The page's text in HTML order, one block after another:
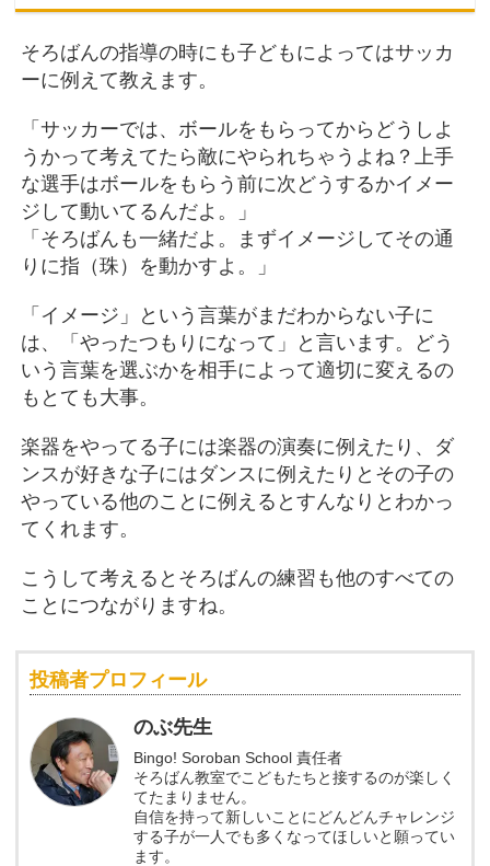
そろばんの指導の時にも子どもによってはサッカ
ーに例えて教えます。
「サッカーでは、ボールをもらってからどうしよ
うかって考えてたら敵にやられちゃうよね？上手
な選手はボールをもらう前に次どうするかイメー
ジして動いてるんだよ。」
「そろばんも一緒だよ。まずイメージしてその通
りに指（珠）を動かすよ。」
「イメージ」という言葉がまだわからない子に
は、「やったつもりになって」と言います。どう
いう言葉を選ぶかを相手によって適切に変えるの
もとても大事。
楽器をやってる子には楽器の演奏に例えたり、ダ
ンスが好きな子にはダンスに例えたりとその子の
やっている他のことに例えるとすんなりとわかっ
てくれます。
こうして考えるとそろばんの練習も他のすべての
ことにつながりますね。
投稿者プロフィール
のぶ先生
Bingo! Soroban School 責任者
そろばん教室でこどもたちと接するのが楽しく
てたまりません。
自信を持って新しいことにどんどんチャレンジ
する子が一人でも多くなってほしいと願ってい
ます。